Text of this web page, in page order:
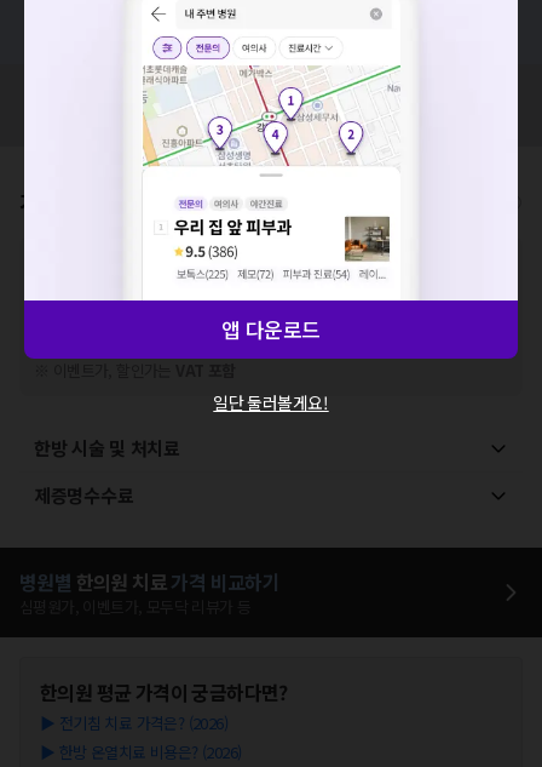
혹은, 의료상담 서비스에 다양한 게시글 보러가기
혹시 잘못된 병원정보가 있나요?
모두닥 팀에 알려주세요!
가격표
비급여 항목의 경우,추가비용 등으로 실제 가격과 상이할 수 있으니, 정확
한 가격은 해당 의료기관에 직접 문의해주세요.
※급여 항목의 경우,건강보험심사평가원에 고지되어 있는 급여 진료 기준 가
격입니다. (진료와 연관된 복합적인 비용이 추가되어, 병원마다 금액이 다르게
산정될 수 있는 점 참고 바랍니다.)
한방 시술 및 처치료
제증명수수료
병원별 한의원 치료가격 비교하기
한의원 평균 가격이 궁금하다면?
▶ 전기침 치료 가격은? (2026)
▶ 한방 온열치료 비용은? (2026)
요청하신 작업을 처리하지 못했습니다.
네트워크 또는 서버의 일시적인 오류로, 잠시 후 다시 시도해주
세요. 지속적으로 문제가 발생할 경우 모두닥 채널톡으로 문의
앱 다운로드
일단 둘러볼게요!